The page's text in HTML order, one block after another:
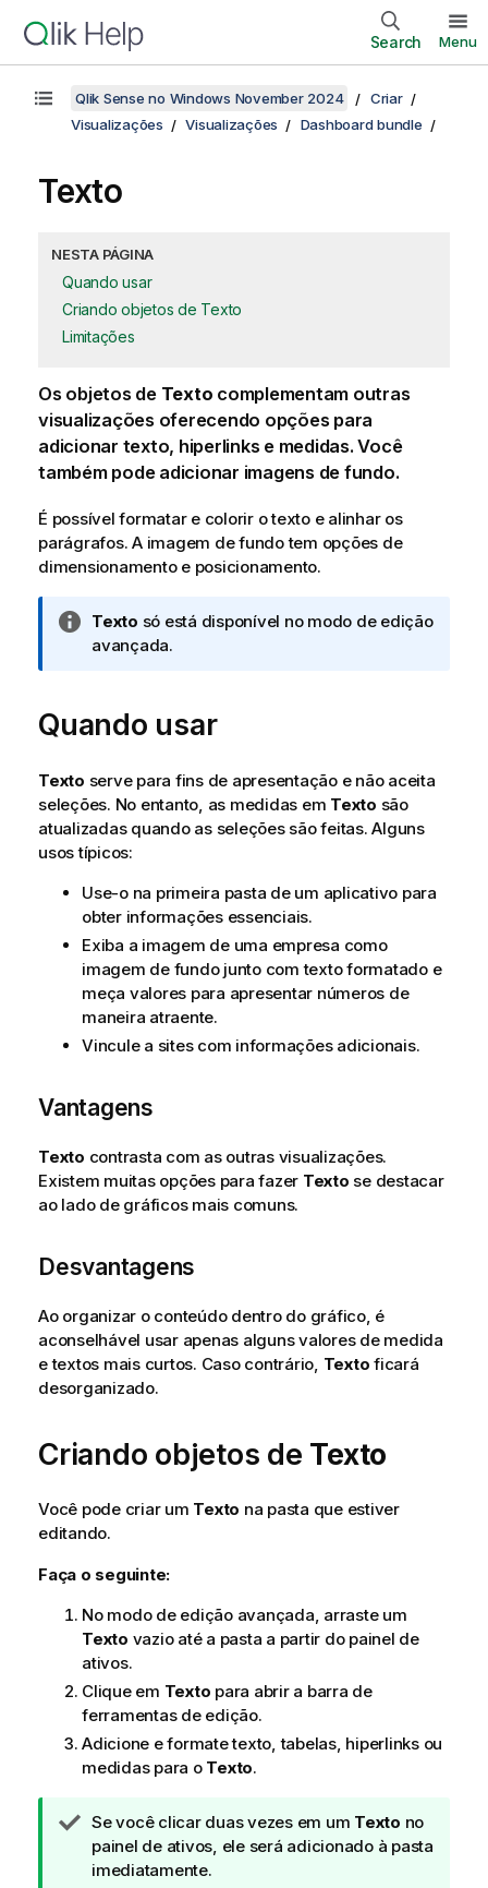
Search Menu
Qlik Sense no Windows November 2024
Criar
Visualizações
Visualizações Dashboard bundle
Texto
NESTA PÁGINA
Quando usar
Criando objetos de Texto
Limitações
Os objetos de Texto complementam outras
visualizações oferecendo opções para
adicionar texto, hiperlinks e medidas. Você
também pode adicionar imagens de fundo.
É possível formatar e colorir o texto e alinhar os
parágrafos. A imagem de fundo tem opções de
dimensionamento e posicionamento.
N
o
i
n
o
r
m
a
t
i
a
Texto só está disponível no modo de edição
avançada.
Quando usar
Texto serve para fins de apresentação e não aceita
seleções. No entanto, as medidas em Texto são
atualizadas quando as seleções são feitas. Alguns
usos típicos:
Use-o na primeira pasta de um aplicativo para
obter informações essenciais.
Exiba a imagem de uma empresa como
imagem de fundo junto com texto formatado e
meça valores para apresentar números de
maneira atraente.
Vincule a sites com informações adicionais.
Vantagens
Texto contrasta com as outras visualizações.
Existem muitas opções para fazer Texto se destacar
ao lado de gráficos mais comuns.
Desvantagens
Ao organizar o conteúdo dentro do gráfico, é
aconselhável usar apenas alguns valores de medida
e textos mais curtos. Caso contrário, Texto ficará
desorganizado.
Criando objetos de Texto
Você pode criar um Texto na pasta que estiver
editando.
Faça o seguinte:
No modo de edição avançada, arraste um
Texto vazio até a pasta a partir do painel de
ativos.
Clique em Texto para abrir a barra de
ferramentas de edição.
Adicione e formate texto, tabelas, hiperlinks ou
medidas para o Texto.
N
o
t
Se você clicar duas vezes em um Texto no
painel de ativos, ele será adicionado à pasta
imediatamente.